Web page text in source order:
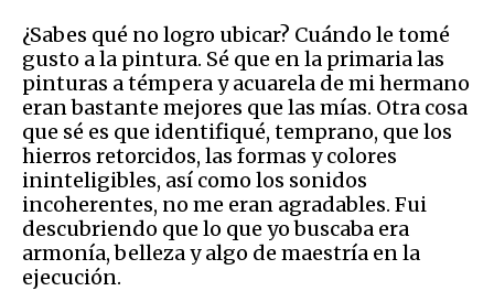
¿Sabes qué no logro ubicar? Cuándo le tomé
gusto a la pintura. Sé que en la primaria las
pinturas a témpera y acuarela de mi hermano
eran bastante mejores que las mías. Otra cosa
que sé es que identifiqué, temprano, que los
hierros retorcidos, las formas y colores
ininteligibles, así como los sonidos
incoherentes, no me eran agradables. Fui
descubriendo que lo que yo buscaba era
armonía, belleza y algo de maestría en la
ejecución.